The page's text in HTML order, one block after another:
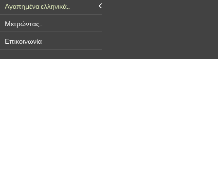
Αγαπημένα ελληνικά..
Μετρώντας..
Επικοινωνία